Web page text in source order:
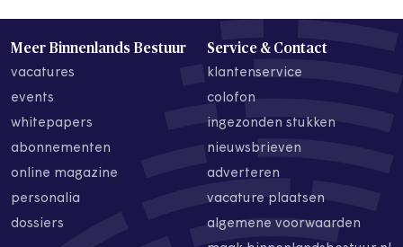
Meer Binnenlands Bestuur
vacatures
events
whitepapers
abonnementen
online magazine
personalia
dossiers
Service & Contact
klantenservice
colofon
ingezonden stukken
nieuwsbrieven
adverteren
vacature plaatsen
algemene voorwaarden